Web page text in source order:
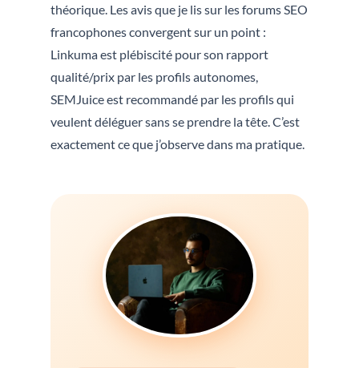
théorique. Les avis que je lis sur les forums SEO
francophones convergent sur un point :
Linkuma est plébiscité pour son rapport
qualité/prix par les profils autonomes,
SEMJuice est recommandé par les profils qui
veulent déléguer sans se prendre la tête. C’est
exactement ce que j’observe dans ma pratique.